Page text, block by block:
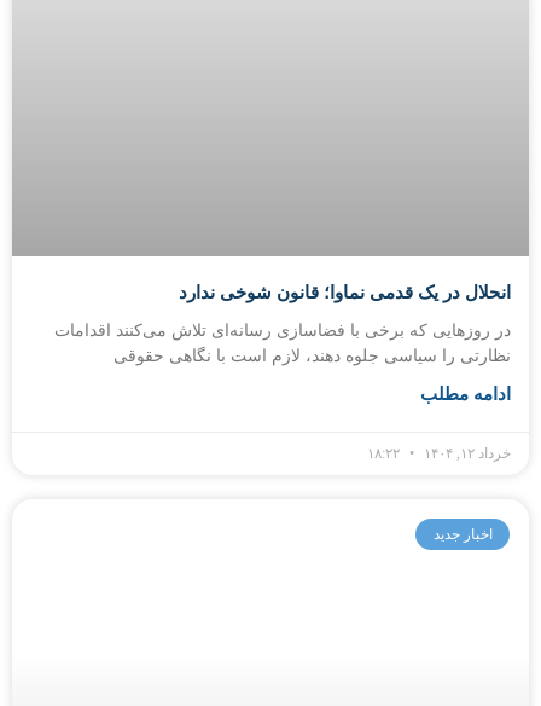
انحلال در یک قدمی نماوا؛ قانون شوخی ندارد
در روزهایی که برخی با فضاسازی رسانه‌ای تلاش می‌کنند اقدامات
نظارتی را سیاسی جلوه دهند، لازم است با نگاهی حقوقی
ادامه مطلب
خرداد ۱۲, ۱۴۰۴
اخبار جدید